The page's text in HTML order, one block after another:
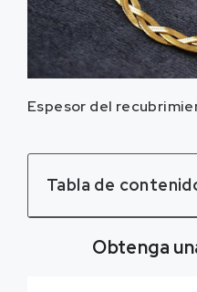
Espesor del
Tabla de
Obtenga